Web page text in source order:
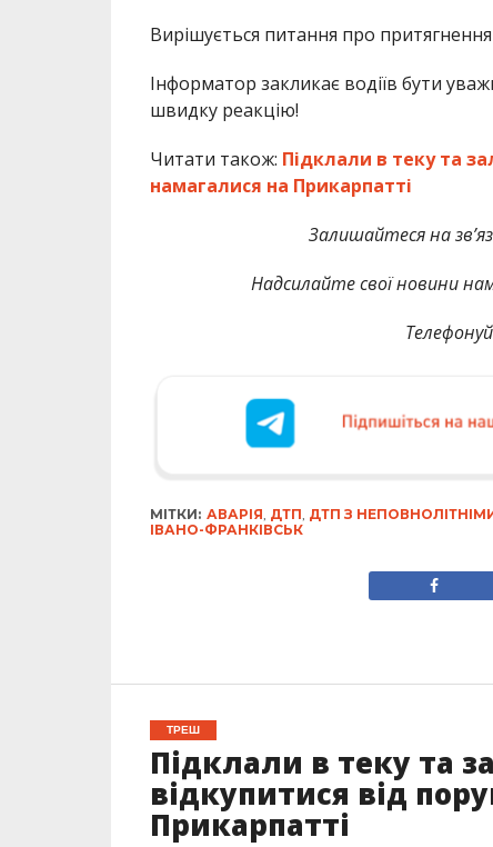
Вирішується питання про притягнення
Інформатор закликає водіїв бути
швидку реакцію!
Читати також: Підклали в теку та
намагалися на Прикарпатті
Залишайтеся на
Надсилайте свої новини
МІТКИ: АВАРІЯ, ДТП, ДТП З
ІВАНО-ФРАНКІВСЬК
ТРЕШ
Підклали в теку та
відкупитися від
Прикарпатті